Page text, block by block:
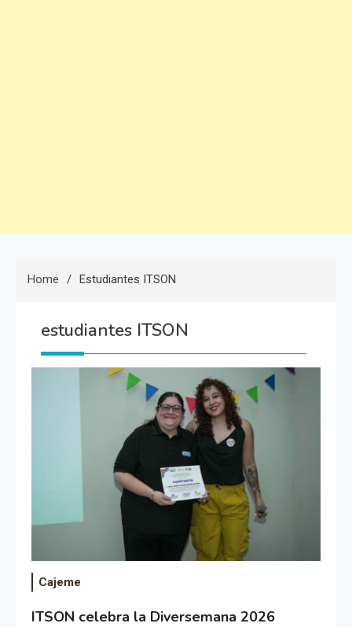
Home Estudiantes ITSON
estudiantes ITSON
Cajeme
ITSON celebra la Diversemana 2026